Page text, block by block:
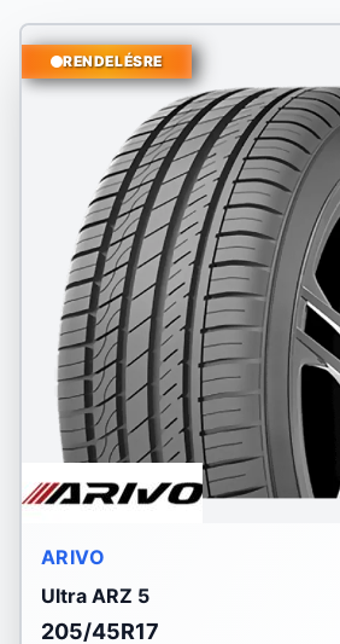
RENDELÉSRE
ARIVO
Ultra ARZ 5
205/45R17